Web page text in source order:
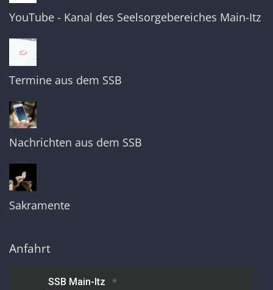
YouTube - Kanal des Seelsorgebereiches Main-Itz
Termine aus dem SSB
Nachrichten aus dem SSB
Sakramente
Anfahrt